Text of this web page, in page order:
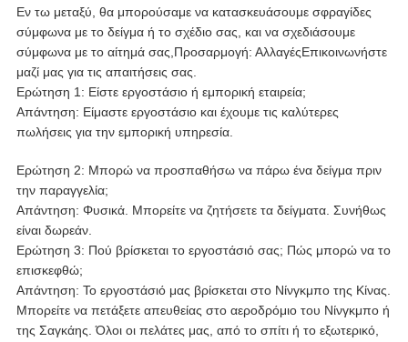
Εν τω μεταξύ, θα μπορούσαμε να κατασκευάσουμε σφραγίδες
σύμφωνα με το δείγμα ή το σχέδιο σας, και να σχεδιάσουμε
σύμφωνα με το αίτημά σας,Προσαρμογή: ΑλλαγέςΕπικοινωνήστε
μαζί μας για τις απαιτήσεις σας.
Ερώτηση 1: Είστε εργοστάσιο ή εμπορική εταιρεία;
Απάντηση: Είμαστε εργοστάσιο και έχουμε τις καλύτερες
πωλήσεις για την εμπορική υπηρεσία.
Ερώτηση 2: Μπορώ να προσπαθήσω να πάρω ένα δείγμα πριν
την παραγγελία;
Απάντηση: Φυσικά. Μπορείτε να ζητήσετε τα δείγματα. Συνήθως
είναι δωρεάν.
Ερώτηση 3: Πού βρίσκεται το εργοστάσιό σας; Πώς μπορώ να το
επισκεφθώ;
Απάντηση: Το εργοστάσιό μας βρίσκεται στο Νίνγκμπο της Κίνας.
Μπορείτε να πετάξετε απευθείας στο αεροδρόμιο του Νίνγκμπο ή
της Σαγκάης. Όλοι οι πελάτες μας, από το σπίτι ή το εξωτερικό,